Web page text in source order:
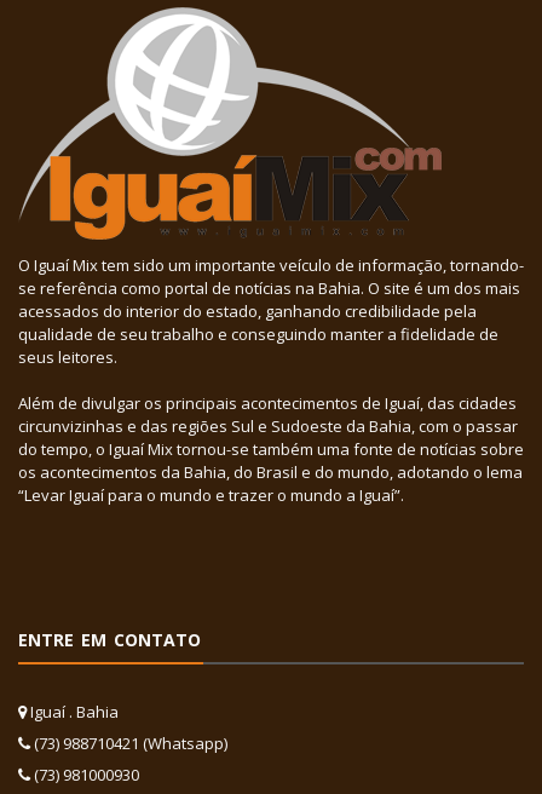
O Iguaí Mix tem sido um importante veículo de informação, tornando-
se referência como portal de notícias na Bahia. O site é um dos mais
acessados do interior do estado, ganhando credibilidade pela
qualidade de seu trabalho e conseguindo manter a fidelidade de
seus leitores.
Além de divulgar os principais acontecimentos de Iguaí, das cidades
circunvizinhas e das regiões Sul e Sudoeste da Bahia, com o passar
do tempo, o Iguaí Mix tornou-se também uma fonte de notícias sobre
os acontecimentos da Bahia, do Brasil e do mundo, adotando o lema
“Levar Iguaí para o mundo e trazer o mundo a Iguaí”.
ENTRE EM CONTATO
Iguaí . Bahia
(73) 988710421 (Whatsapp)
(73) 981000930